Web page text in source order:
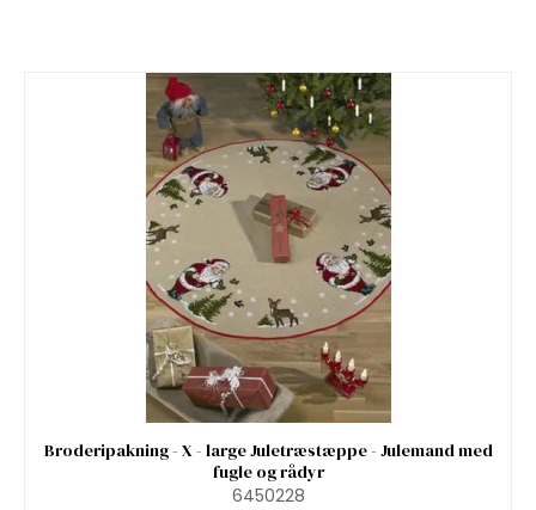
Broderipakning - X - large Juletræstæppe - Julemand med
fugle og rådyr
6450228